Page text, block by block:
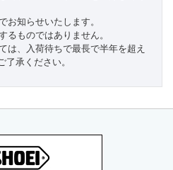
お知らせいたします。
るものではありません。
は、入荷待ちで最長で半年を超え
了承ください。